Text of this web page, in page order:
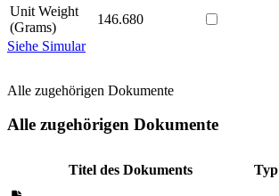
Unit Weight
(Grams)
146.680
Siehe Simular
Alle zugehörigen Dokumente
Alle zugehörigen Dokumente
Titel des Dokuments Typ